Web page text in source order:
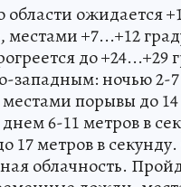
ожидается
местами +7...+12
до +24...+29
западным: ночью 2-
порывы до
6-11 метров в
17 метров в
облачность.